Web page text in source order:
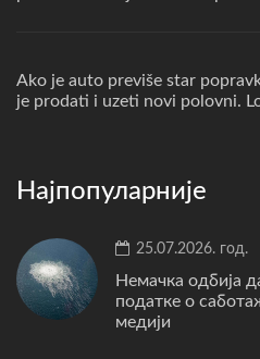
Ako je auto previše star
je prodati i uzeti novi polovni.
Најпопуларније
25.07.2026. год.
Немачка одбија
податке о
медији